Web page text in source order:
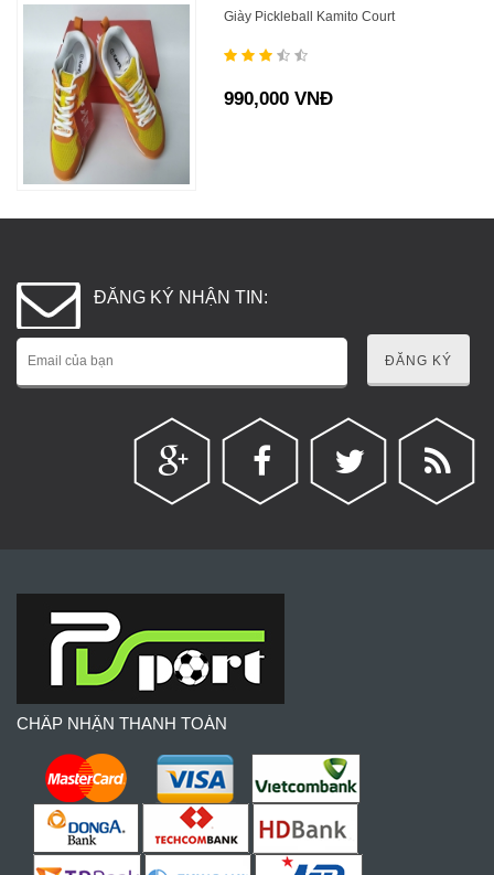
Giày Pickleball Kamito Court
990,000 VNĐ
ĐĂNG KÝ NHẬN TIN:
ĐĂNG KÝ
CHẤP NHẬN THANH TOÁN